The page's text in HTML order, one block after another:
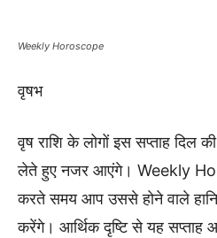
Weekly Horoscope
वृषभ
वृष राशि के लोगों इस सप्ताह दिल
लेते हुए नजर आएंगे। Weekly
करते समय आप उससे होने वाले
करेंगे। आर्थिक दृष्टि से यह